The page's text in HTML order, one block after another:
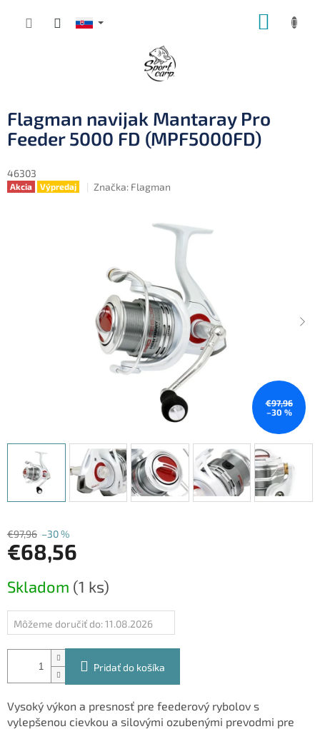
Flagman navijak Mantaray Pro
Feeder 5000 FD (MPF5000FD)
46303
Akcia Výpredaj Značka: Flagman
€97,96
–30 %
€97,96 –30 %
€68,56
cena:
Skladom (1 ks)
Môžeme doručiť do: 11.08.2026
Pridať do košíka
Vysoký výkon a presnosť pre feederový rybolov s
vylepšenou cievkou a silovými ozubenými prevodmi pre